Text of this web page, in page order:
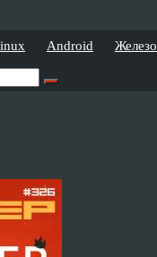
Android Железо